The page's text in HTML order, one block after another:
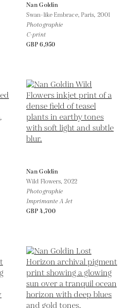
Nan Goldin
Swan-like Embrace, Paris, 2001
Photographie
C-print
GBP 6,950
Nan Goldin
Wild Flowers,2022
Photographie
Imprimante A Jet
GBP 4,700